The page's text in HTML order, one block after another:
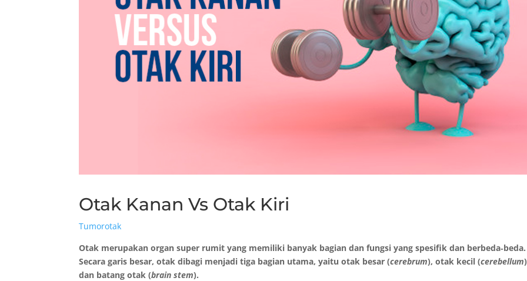
Otak Kanan Vs Otak Kiri
Tumorotak
Otak merupakan organ super rumit yang memiliki banyak bagian dan fungsi yang spesifik dan berbeda‐beda.
Secara garis besar, otak dibagi menjadi tiga bagian utama, yaitu otak besar (cerebrum), otak kecil (cerebellum
dan batang otak (brain stem).